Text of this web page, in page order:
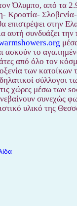
Όλυμπο, από τα
Κροατία-
επιστρέψει στην
συνδυάζει
ασκούν το
από όλο τον
των κατοίκων
σύλλογοι
χώρες μέσω των
συνεχώς
υλικό της